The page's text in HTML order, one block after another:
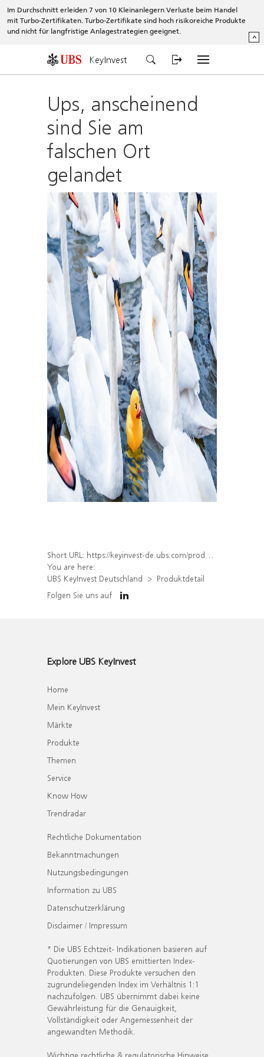
Im Durchschnitt erleiden 7 von 10 Kleinanlegern Verluste beim Handel
mit Turbo-Zertifikaten. Turbo-Zertifikate sind hoch risikoreiche Produkte
und nicht für langfristige Anlagestrategien geeignet.
^
KeyInvest
Ups, anscheinend
sind Sie am
falschen Ort
gelandet
Short URL: https://keyinvest-de.ubs.com/produkt/detail/index/isin/DE000WA8GCZ4
You are here:
UBS KeyInvest Deutschland
Produktdetail
Folgen Sie uns auf
Explore UBS KeyInvest
Home
Mein KeyInvest
Märkte
Produkte
Themen
Service
Know How
Trendradar
Rechtliche Dokumentation
Bekanntmachungen
Nutzungsbedingungen
Information zu UBS
Datenschutzerklärung
Disclaimer / Impressum
* Die UBS Echtzeit- Indikationen basieren auf
Quotierungen von UBS emittierten Index-
Produkten. Diese Produkte versuchen den
zugrundeliegenden Index im Verhältnis 1:1
nachzufolgen. UBS übernimmt dabei keine
Gewährleistung für die Genauigkeit,
Vollständigkeit oder Angemessenheit der
angewandten Methodik.